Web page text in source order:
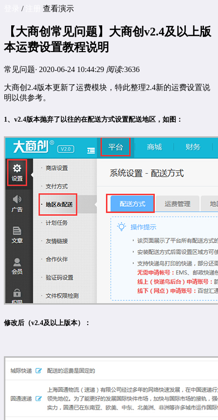
/注册 查看演示
【大商创常见问题】大商创v2.4及以上版
本运费设置教程说明
常见问题· 2020-06-24 10:44:29 阅读:3636
大商创2.4版本更新了运费模块，特此整理2.4新的运费设置说
明以供参考。
1、v2.4版本抛弃了以往的在配送方式设置配送地区，如图：
修改后（v2.4及以上版本）：